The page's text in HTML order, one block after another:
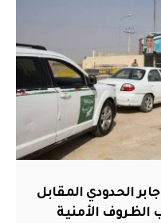
الحدودي المقابل
الأمنية